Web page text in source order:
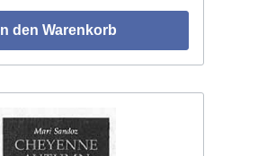
In den Warenkorb